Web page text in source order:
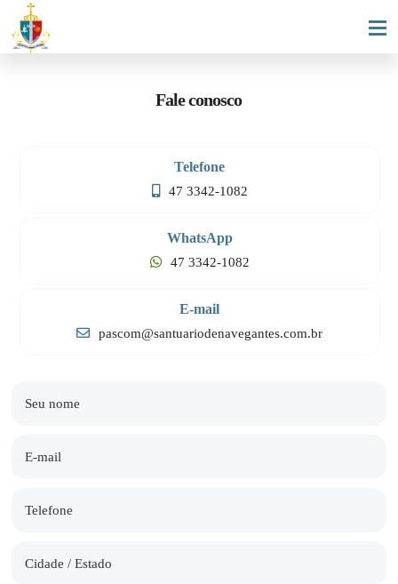
Fale conosco
Telefone
47 3342-1082
WhatsApp
47 3342-1082
E-mail
pascom@santuariodenavegantes.com.br